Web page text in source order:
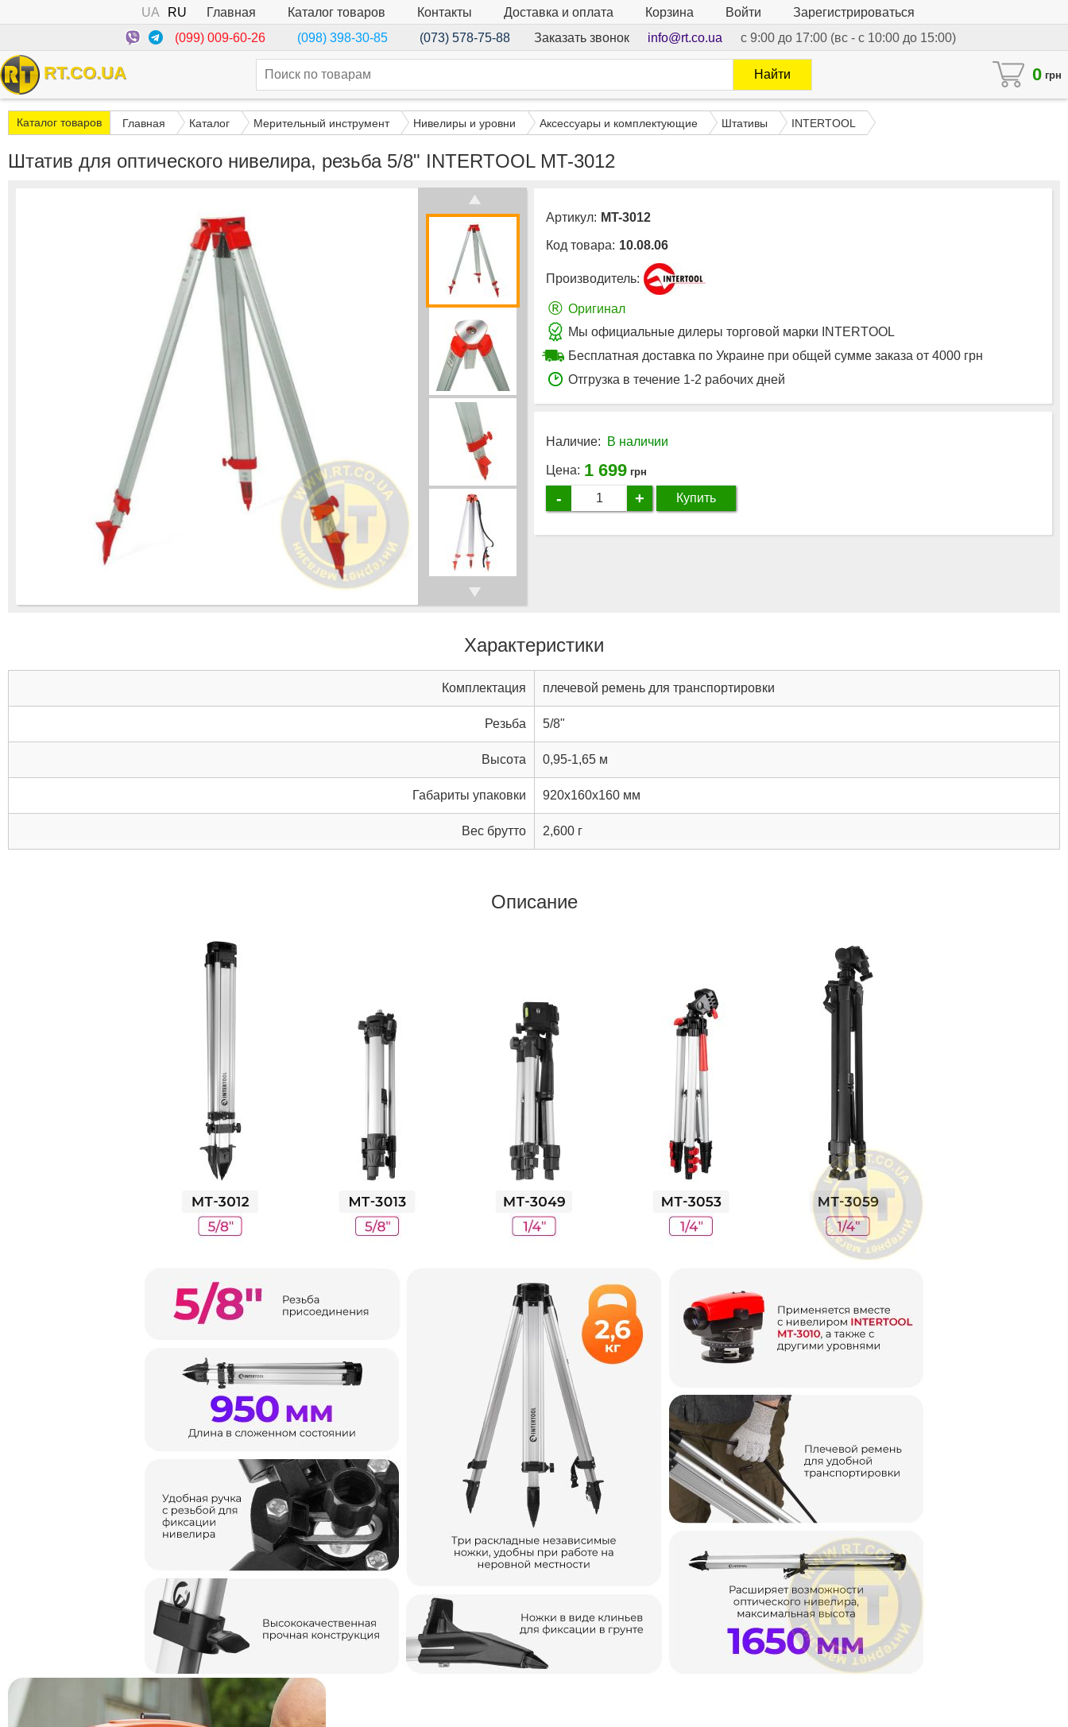
UA RU Главная Каталог товаров Контакты Доставка и оплата Корзина Войти
Зарегистрироваться
(099) 009-60-26
(098) 398-30-85 (073) 578-75-88 Заказать звонок info@rt.co.ua с 9:00 до 17:00 (вс - с 10:00 до 15:00)
RT.CO.UA 0 грн
Найти
Каталог товаров Главная Каталог Мерительный инструмент Нивелиры и уровни Аксессуары и комплектующие Штативы INTERTOOL
Штатив для оптического нивелира, резьба 5/8" INTERTOOL MT-3012
Артикул: MT-3012
Код товара: 10.08.06
Производитель:
® Оригинал
Мы официальные дилеры торговой марки INTERTOOL
Бесплатная доставка по Украине при общей сумме заказа от 4000 грн
Отгрузка в течение 1-2 рабочих дней
Наличие: В наличии
Цена: 1 699 грн
- + Купить
Характеристики
Комплектация плечевой ремень для транспортировки
Резьба 5/8"
Высота 0,95-1,65 м
Габариты упаковки 920x160x160 мм
Вес брутто 2,600 г
Описание